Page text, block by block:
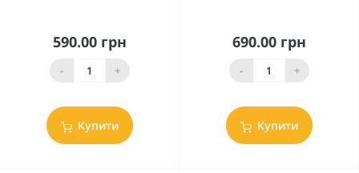
590.00 грн
- +
Купити
690.00 грн
- +
Купити